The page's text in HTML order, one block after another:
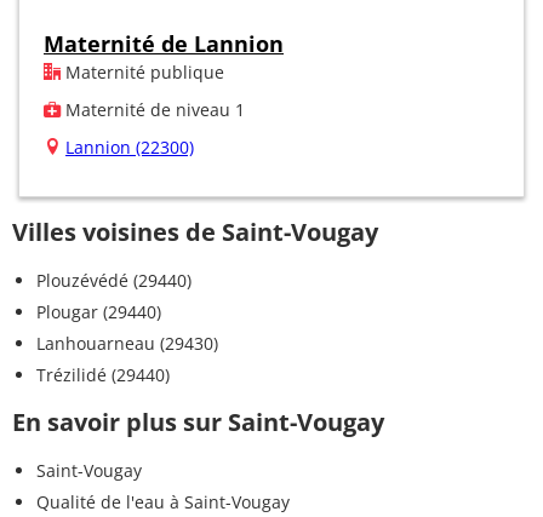
Maternité de Lannion
Maternité publique
Maternité de niveau 1
Lannion (22300)
Villes voisines de Saint-Vougay
Plouzévédé (29440)
Plougar (29440)
Lanhouarneau (29430)
Trézilidé (29440)
En savoir plus sur Saint-Vougay
Saint-Vougay
Qualité de l'eau à Saint-Vougay